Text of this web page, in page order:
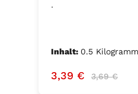
.
Inhalt: 0.5 Kilogramm
Verkaufspreis:
3,39 € Regulärer
3,69 €